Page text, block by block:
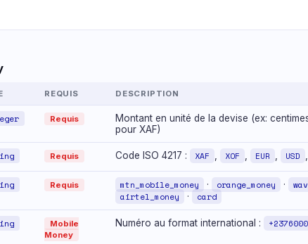
REQUIS DESCRIPTION
Requis
Montant en unité de la devise (ex:
pour XAF)
Requis Code ISO 4217 : XAF XOF EUR USD
Requis mtn_mobile_money · orange_money ·
airtel_money · card
Mobile
Money
Numéro au format international :